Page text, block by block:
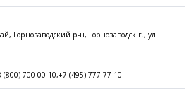
Горнозаводский р-н, Горнозаводск г., ул.
(800) 700-00-10,+7 (495) 777-77-10